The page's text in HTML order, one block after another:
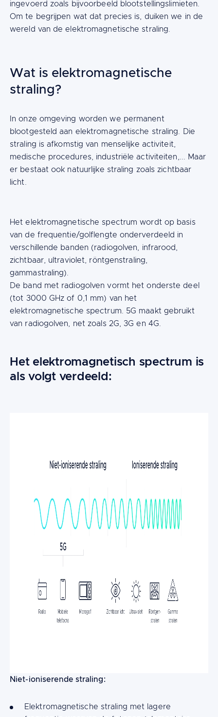
ingevoerd zoals bijvoorbeeld blootstellingslimieten.
Om te begrijpen wat dat precies is, duiken we in de
wereld van de elektromagnetische straling.
Wat is elektromagnetische
straling?
Content
In onze omgeving worden we permanent
blootgesteld aan elektromagnetische straling. Die
straling is afkomstig van menselijke activiteit,
medische procedures, industriële activiteiten,... Maar
er bestaat ook natuurlijke straling zoals zichtbaar
licht.
Het elektromagnetische spectrum wordt op basis
van de frequentie/golflengte onderverdeeld in
verschillende banden (radiogolven, infrarood,
zichtbaar, ultraviolet, röntgenstraling,
gammastraling).
De band met radiogolven vormt het onderste deel
(tot 3000 GHz of 0,1 mm) van het
elektromagnetische spectrum. 5G maakt gebruikt
van radiogolven, net zoals 2G, 3G en 4G.
Het elektromagnetisch spectrum is
als volgt verdeeld:
Niet-ioniserende straling:
Elektromagnetische straling met lagere